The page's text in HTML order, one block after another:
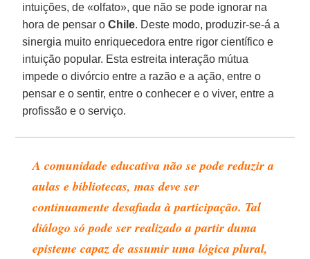
intuições, de «olfato», que não se pode ignorar na
hora de pensar oChile. Deste modo, produzir-se-á a
sinergia muito enriquecedora entre rigor científico e
intuição popular. Esta estreita interação mútua
impede o divórcio entre a razão e a ação, entre o
pensar e o sentir, entre o conhecer e o viver, entre a
profissão e o serviço.
A comunidade educativa não se pode reduzir a
aulas e bibliotecas, mas deve ser
continuamente desafiada à participação. Tal
diálogo só pode ser realizado a partir duma
episteme capaz de assumir uma lógica plural,